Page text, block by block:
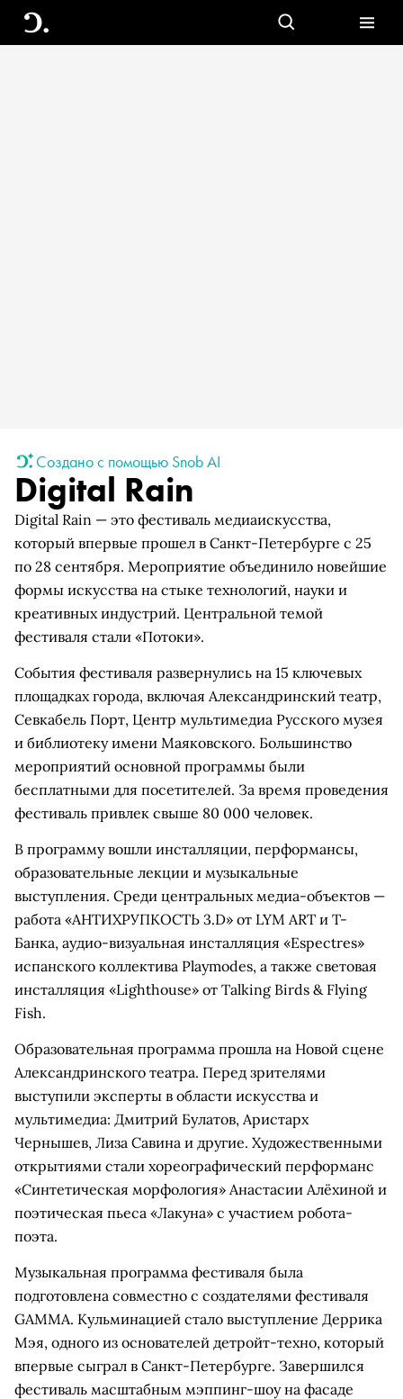
Создано с помощью Snob AI
Digital Rain
Digital Rain — это фестиваль медиаискусства,
который впервые прошел в Санкт-Петербурге с 25
по 28 сентября. Мероприятие объединило новейшие
формы искусства на стыке технологий, науки и
креативных индустрий. Центральной темой
фестиваля стали «Потоки».
События фестиваля развернулись на 15 ключевых
площадках города, включая Александринский театр,
Севкабель Порт, Центр мультимедиа Русского музея
и библиотеку имени Маяковского. Большинство
мероприятий основной программы были
бесплатными для посетителей. За время проведения
фестиваль привлек свыше 80 000 человек.
В программу вошли инсталляции, перформансы,
образовательные лекции и музыкальные
выступления. Среди центральных медиа-объектов —
работа «АНТИХРУПКОСТЬ 3.D» от LYM ART и Т-
Банка, аудио-визуальная инсталляция «Espectres»
испанского коллектива Playmodes, а также световая
инсталляция «Lighthouse» от Talking Birds & Flying
Fish.
Образовательная программа прошла на Новой сцене
Александринского театра. Перед зрителями
выступили эксперты в области искусства и
мультимедиа: Дмитрий Булатов, Аристарх
Чернышев, Лиза Савина и другие. Художественными
открытиями стали хореографический перформанс
«Синтетическая морфология» Анастасии Алёхиной и
поэтическая пьеса «Лакуна» с участием робота-
поэта.
Музыкальная программа фестиваля была
подготовлена совместно с создателями фестиваля
GAMMA. Кульминацией стало выступление Деррика
Мэя, одного из основателей детройт-техно, который
впервые сыграл в Санкт-Петербурге. Завершился
фестиваль масштабным мэппинг-шоу на фасаде